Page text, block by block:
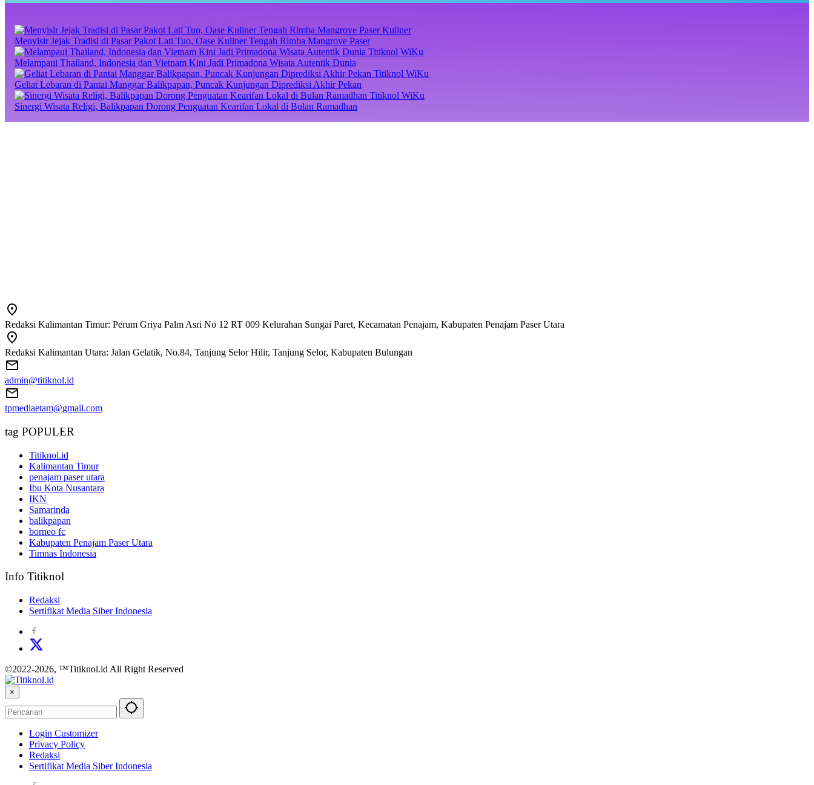
Kuliner
Menyisir Jejak Tradisi di Pasar Pakot Lati Tuo, Oase Kuliner Tengah Rimba Mangrove Paser
Titiknol WiKu
Melampaui Thailand, Indonesia dan Vietnam Kini Jadi Primadona Wisata Autentik Dunia
Titiknol WiKu
Geliat Lebaran di Pantai Manggar Balikpapan, Puncak Kunjungan Diprediksi Akhir Pekan
Titiknol WiKu
Sinergi Wisata Religi, Balikpapan Dorong Penguatan Kearifan Lokal di Bulan Ramadhan
Redaksi Kalimantan Timur: Perum Griya Palm Asri No 12 RT 009 Kelurahan Sungai Paret, Kecamatan Penajam, Kabupaten Penajam Paser Utara
Redaksi Kalimantan Utara: Jalan Gelatik, No.84, Tanjung Selor Hilir, Tanjung Selor, Kabupaten Bulungan
admin@titiknol.id
tpmediaetam@gmail.com
tag POPULER
Titiknol.id
Kalimantan Timur
penajam paser utara
Ibu Kota Nusantara
IKN
Samarinda
balikpapan
borneo fc
Kabupaten Penajam Paser Utara
Timnas Indonesia
Info Titiknol
Redaksi
Sertifikat Media Siber Indonesia
©2022-2026, ™Titiknol.id All Right Reserved
×
Login Customizer
Privacy Policy
Redaksi
Sertifikat Media Siber Indonesia